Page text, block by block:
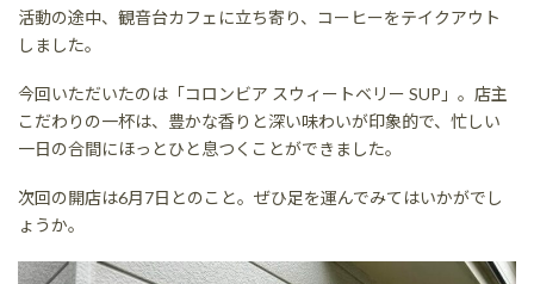
活動の途中、観音台カフェに立ち寄り、コーヒーをテイクアウト
しました。
今回いただいたのは「コロンビア スウィートベリー SUP」。店主
こだわりの一杯は、豊かな香りと深い味わいが印象的で、忙しい
一日の合間にほっとひと息つくことができました。
次回の開店は6月7日とのこと。ぜひ足を運んでみてはいかがでし
ょうか。